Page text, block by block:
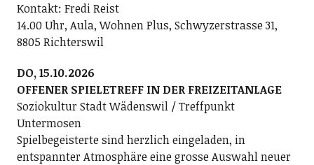
Kontakt: Fredi Reist
14.00 Uhr, Aula, Wohnen Plus, Schwyzerstrasse 31,
8805 Richterswil
DO, 15.10.2026
OFFENER SPIELETREFF IN DER FREIZEITANLAGE
Soziokultur Stadt Wädenswil / Treffpunkt
Untermosen
Spielbegeisterte sind herzlich eingeladen, in
entspannter Atmosphäre eine grosse Auswahl neuer